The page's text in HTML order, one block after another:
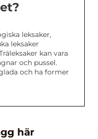
leksaker,
leksaker
kan vara
och pussel.
och ha former
här